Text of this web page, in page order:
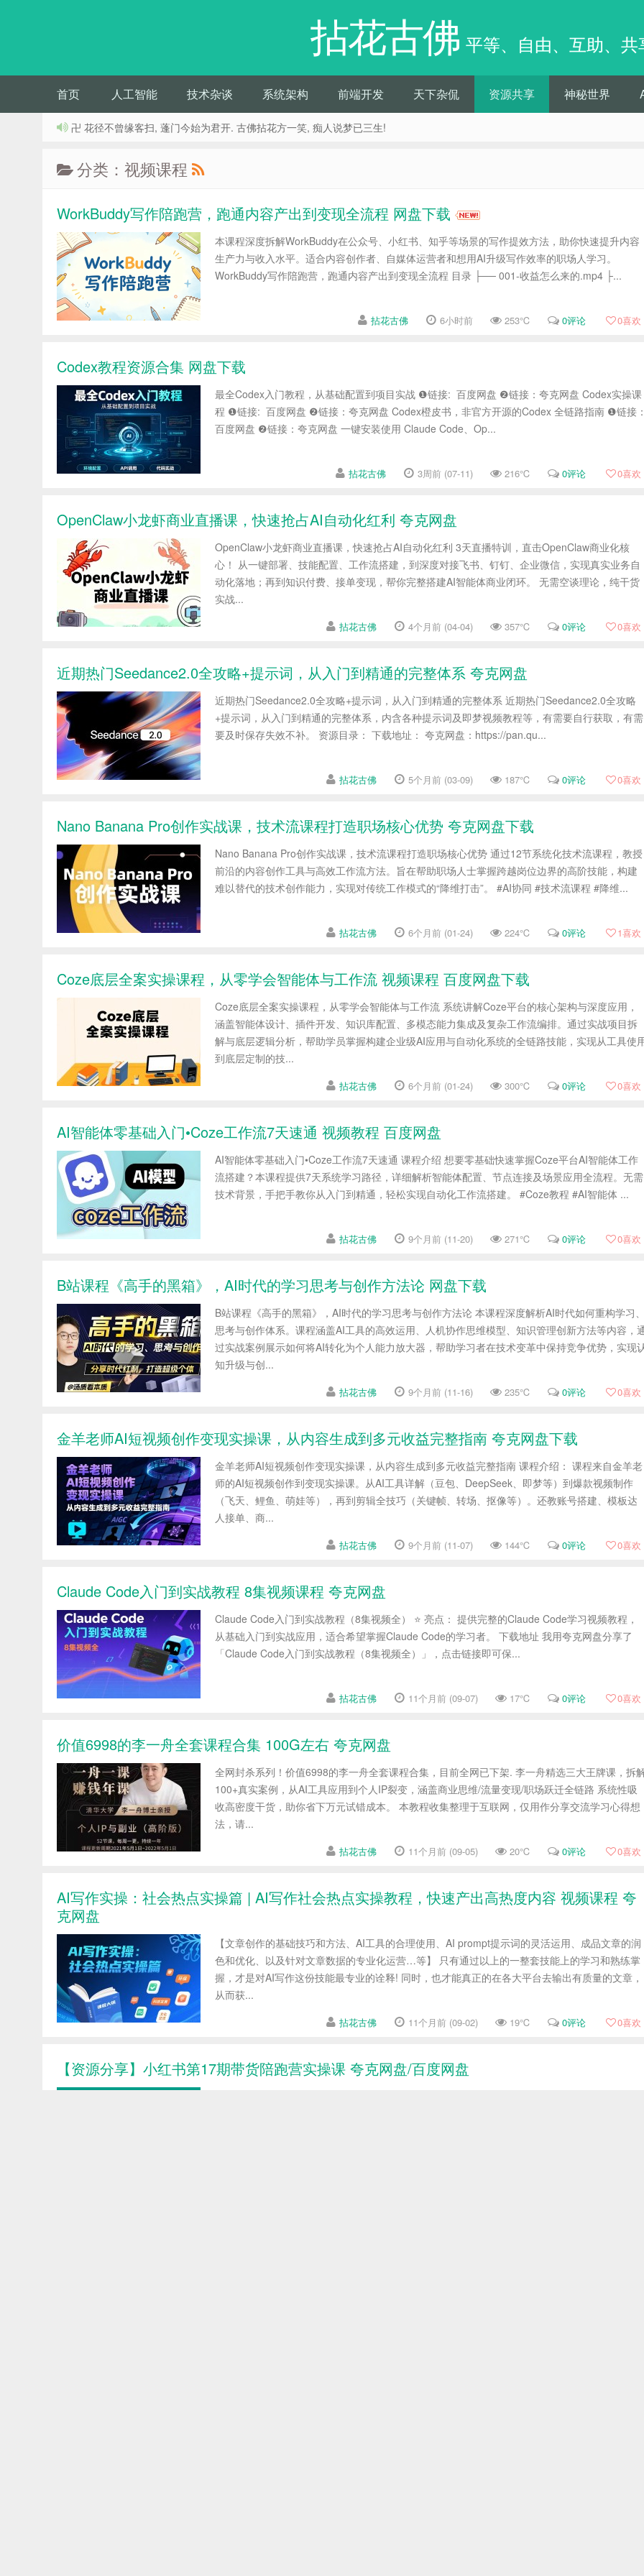
拈花古佛 平等、自由、互助、共
首页 人工智能 技术杂谈 系统架构 前端开发 天下杂侃 资源共享 神秘世界
卍 花径不曾缘客扫, 蓬门今始为君开. 古佛拈花方一笑, 痴人说梦已三生!
分类：视频课程
WorkBuddy写作陪跑营，跑通内容产出到变现全流程 网盘下载
本课程深度拆解WorkBuddy在公众号、小红书、知乎等场景的写作提效方法，助你快速提升内容
生产力与收入水平。适合内容创作者、自媒体运营者和想用AI升级写作效率的职场人学习。
WorkBuddy写作陪跑营，跑通内容产出到变现全流程 目录 ├── 001-收益怎么来的.mp4 ├...
拈花古佛 6小时前 253℃ 0评论 0喜欢
Codex教程资源合集 网盘下载
最全Codex入门教程，从基础配置到项目实战 ❶链接: 百度网盘 ❷链接：夸克网盘 Codex实操课
程 ❶链接: 百度网盘 ❷链接：夸克网盘 Codex橙皮书，非官方开源的Codex 全链路指南 ❶链接
百度网盘 ❷链接：夸克网盘 一键安装使用 Claude Code、Op...
拈花古佛 3周前 (07-11) 216℃ 0评论 0喜欢
OpenClaw小龙虾商业直播课，快速抢占AI自动化红利 夸克网盘
OpenClaw小龙虾商业直播课，快速抢占AI自动化红利 3天直播特训，直击OpenClaw商业化核
心！ 从一键部署、技能配置、工作流搭建，到深度对接飞书、钉钉、企业微信，实现真实业务自
动化落地；再到知识付费、接单变现，帮你完整搭建AI智能体商业闭环。 无需空谈理论，纯干货
实战...
拈花古佛 4个月前 (04-04) 357℃ 0评论 0喜欢
近期热门Seedance2.0全攻略+提示词，从入门到精通的完整体系 夸克网盘
近期热门Seedance2.0全攻略+提示词，从入门到精通的完整体系 近期热门Seedance2.0全攻略
+提示词，从入门到精通的完整体系，内含各种提示词及即梦视频教程等，有需要自行获取，有需
要及时保存失效不补。 资源目录： 下载地址： 夸克网盘：https://pan.qu...
拈花古佛 5个月前 (03-09) 187℃ 0评论 0喜欢
Nano Banana Pro创作实战课，技术流课程打造职场核心优势 夸克网盘下载
Nano Banana Pro创作实战课，技术流课程打造职场核心优势 通过12节系统化技术流课程，教授
前沿的内容创作工具与高效工作流方法。旨在帮助职场人士掌握跨越岗位边界的高阶技能，构建
难以替代的技术创作能力，实现对传统工作模式的“降维打击”。 #AI协同 #技术流课程 #降维...
拈花古佛 6个月前 (01-24) 224℃ 0评论 1喜欢
Coze底层全案实操课程，从零学会智能体与工作流 视频课程 百度网盘下载
Coze底层全案实操课程，从零学会智能体与工作流 系统讲解Coze平台的核心架构与深度应用，
涵盖智能体设计、插件开发、知识库配置、多模态能力集成及复杂工作流编排。通过实战项目拆
解与底层逻辑分析，帮助学员掌握构建企业级AI应用与自动化系统的全链路技能，实现从工具使
到底层定制的技...
拈花古佛 6个月前 (01-24) 300℃ 0评论 0喜欢
AI智能体零基础入门•Coze工作流7天速通 视频教程 百度网盘
AI智能体零基础入门•Coze工作流7天速通 课程介绍 想要零基础快速掌握Coze平台AI智能体工作
流搭建？本课程提供7天系统学习路径，详细解析智能体配置、节点连接及场景应用全流程。无需
技术背景，手把手教你从入门到精通，轻松实现自动化工作流搭建。 #Coze教程 #AI智能体 ...
拈花古佛 9个月前 (11-20) 271℃ 0评论 0喜欢
B站课程《高手的黑箱》，AI时代的学习思考与创作方法论 网盘下载
B站课程《高手的黑箱》，AI时代的学习思考与创作方法论 本课程深度解析AI时代如何重构学习
思考与创作体系。课程涵盖AI工具的高效运用、人机协作思维模型、知识管理创新方法等内容，
过实战案例展示如何将AI转化为个人能力放大器，帮助学习者在技术变革中保持竞争优势，实现
知升级与创...
拈花古佛 9个月前 (11-16) 235℃ 0评论 0喜欢
金羊老师AI短视频创作变现实操课，从内容生成到多元收益完整指南 夸克网盘下载
金羊老师AI短视频创作变现实操课，从内容生成到多元收益完整指南 课程介绍： 课程来自金羊老
师的AI短视频创作到变现实操课。从AI工具详解（豆包、DeepSeek、即梦等）到爆款视频制作
（飞天、鲤鱼、萌娃等），再到剪辑全技巧（关键帧、转场、抠像等）。还教账号搭建、模板达
人接单、商...
拈花古佛 9个月前 (11-07) 144℃ 0评论 0喜欢
Claude Code入门到实战教程 8集视频课程 夸克网盘
Claude Code入门到实战教程（8集视频全） ⭐️ 亮点： 提供完整的Claude Code学习视频教程，
从基础入门到实战应用，适合希望掌握Claude Code的学习者。 下载地址 我用夸克网盘分享了
「Claude Code入门到实战教程（8集视频全）」，点击链接即可保...
拈花古佛 11个月前 (09-07) 17℃ 0评论 0喜欢
价值6998的李一舟全套课程合集 100G左右 夸克网盘
全网封杀系列！价值6998的李一舟全套课程合集，目前全网已下架. 李一舟精选三大王牌课，拆
100+真实案例，从AI工具应用到个人IP裂变，涵盖商业思维/流量变现/职场跃迁全链路 系统性吸
收高密度干货，助你省下万元试错成本。 本教程收集整理于互联网，仅用作分享交流学习心得想
法，请...
拈花古佛 11个月前 (09-05) 20℃ 0评论 0喜欢
AI写作实操：社会热点实操篇 | AI写作社会热点实操教程，快速产出高热度内容 视频课程 夸
克网盘
【文章创作的基础技巧和方法、AI工具的合理使用、AI prompt提示词的灵活运用、成品文章的润
色和优化、以及针对文章数据的专业化运营…等】 只有通过以上的一整套技能上的学习和熟练掌
握，才是对AI写作这份技能最专业的诠释! 同时，也才能真正的在各大平台去输出有质量的文章，
从而获...
拈花古佛 11个月前 (09-02) 19℃ 0评论 0喜欢
【资源分享】小红书第17期带货陪跑营实操课 夸克网盘/百度网盘